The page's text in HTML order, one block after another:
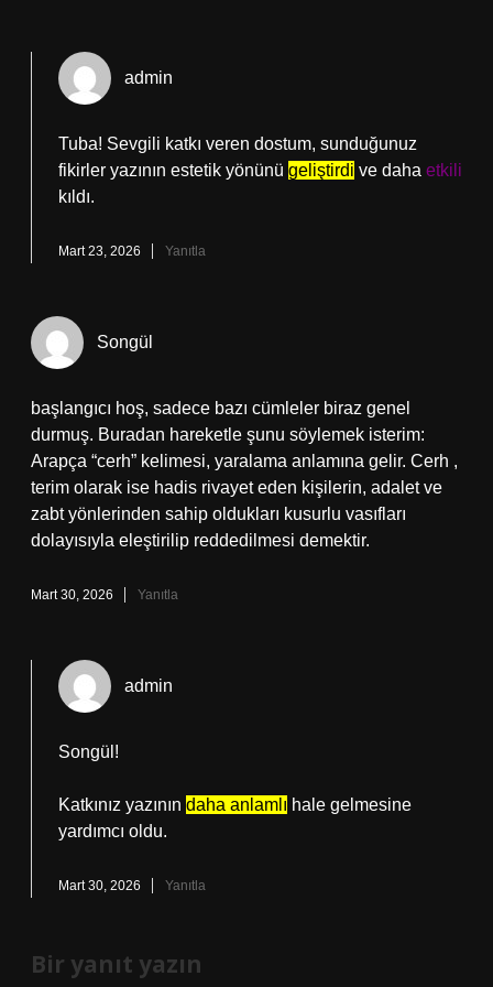
admin
Tuba! Sevgili katkı veren dostum, sunduğunuz
fikirler yazının estetik yönünü geliştirdi ve daha etkili
kıldı.
Mart 23, 2026 Yanıtla
Songül
başlangıcı hoş, sadece bazı cümleler biraz genel
durmuş. Buradan hareketle şunu söylemek isterim:
Arapça “cerh” kelimesi, yaralama anlamına gelir. Cerh ,
terim olarak ise hadis rivayet eden kişilerin, adalet ve
zabt yönlerinden sahip oldukları kusurlu vasıfları
dolayısıyla eleştirilip reddedilmesi demektir.
Mart 30, 2026 Yanıtla
admin
Songül!
Katkınız yazının daha anlamlı hale gelmesine
yardımcı oldu.
Mart 30, 2026 Yanıtla
Bir yanıt yazın